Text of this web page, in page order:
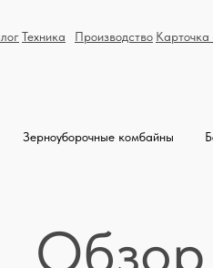
Техника Производство Карточка
Зерноуборочные комбайны
Обзор